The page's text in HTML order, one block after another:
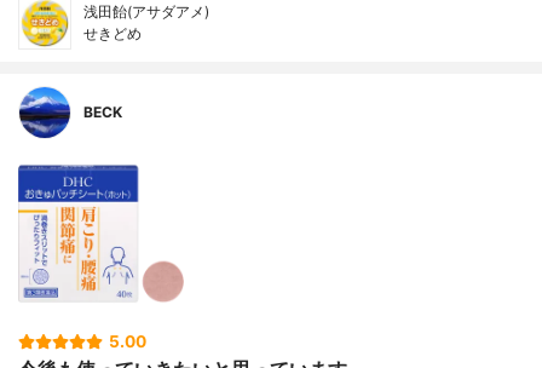
浅田飴(アサダアメ)
せきどめ
BECK
5.00